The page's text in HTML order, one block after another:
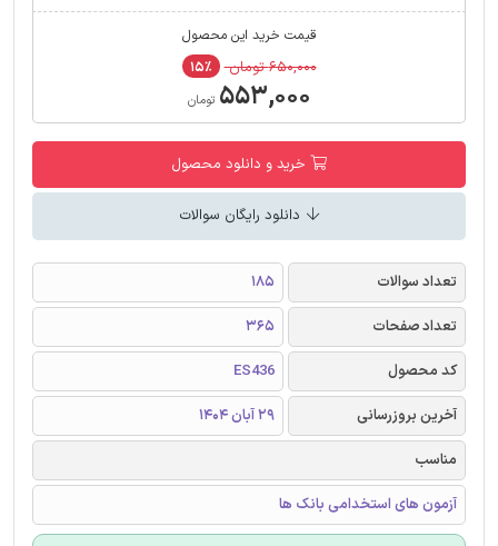
قیمت خرید این محصول
۶۵۰,۰۰۰ تومان ۱۵٪
۵۵۳,۰۰۰ تومان
خرید و دانلود محصول
دانلود رایگان سوالات
تعداد سوالات
185
تعداد صفحات
365
کد محصول
ES436
آخرین بروزرسانی
29 آبان 1404
مناسب
آزمون های استخدامی بانک ها